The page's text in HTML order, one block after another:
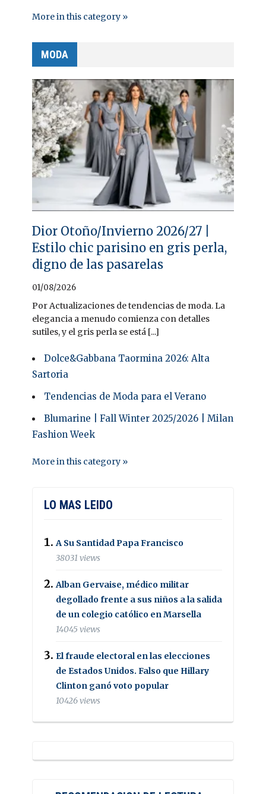
More in this category »
MODA
Dior Otoño/Invierno 2026/27 |
Estilo chic parisino en gris perla,
digno de las pasarelas
01/08/2026
Por Actualizaciones de tendencias de moda. La
elegancia a menudo comienza con detalles
sutiles, y el gris perla se está [...]
Dolce&Gabbana Taormina 2026: Alta
Sartoria
Tendencias de Moda para el Verano
Blumarine | Fall Winter 2025/2026 | Milan
Fashion Week
More in this category »
LO MAS LEIDO
A Su Santidad Papa Francisco
38031 views
Alban Gervaise, médico militar
degollado frente a sus niños a la salida
de un colegio católico en Marsella
14045 views
El fraude electoral en las elecciones
de Estados Unidos. Falso que Hillary
Clinton ganó voto popular
10426 views